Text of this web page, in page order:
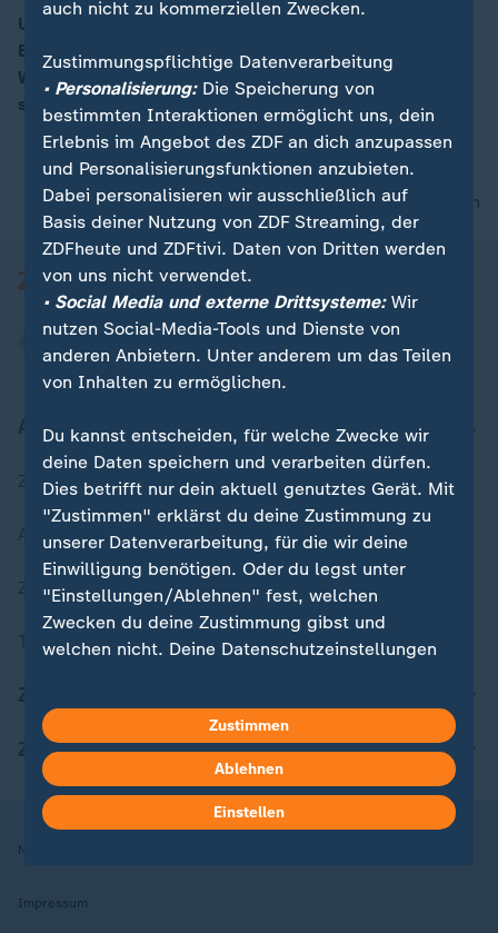
00:17
US-Präsident Trump drängt weiter auf ein schnelles
Ende des Krieges in der Ukraine. Sondergesandter
Witkoff soll mit Kreml-Chef Putin in Moskau über die
strittigen Punkte beraten.
nach oben
Aktuell bei ZDFheute
Zuletzt veröffentlicht
Aktuelle Sendungs-Videos
ZDFheute Stories
Themen im Überblick
ZDFheute Apps
Nutzungsbedingungen
Impressum
auch nicht zu kommerziellen Zwecken.
Zustimmungspflichtige Datenverarbeitung
• Personalisierung:Die Speicherung von
bestimmten Interaktionen ermöglicht uns, dein
Erlebnis im Angebot des ZDF an dich anzupassen
und Personalisierungsfunktionen anzubieten.
Dabei personalisieren wir ausschließlich auf
Basis deiner Nutzung von ZDF Streaming, der
ZDFheute und ZDFtivi. Daten von Dritten werden
von uns nicht verwendet.
• Social Media und externe Drittsysteme:Wir
nutzen Social-Media-Tools und Dienste von
anderen Anbietern. Unter anderem um das Teilen
von Inhalten zu ermöglichen.
Du kannst entscheiden, für welche Zwecke wir
deine Daten speichern und verarbeiten dürfen.
Dies betrifft nur dein aktuell genutztes Gerät. Mit
"Zustimmen" erklärst du deine Zustimmung zu
unserer Datenverarbeitung, für die wir deine
Einwilligung benötigen. Oder du legst unter
"Einstellungen/Ablehnen" fest, welchen
Zwecken du deine Zustimmung gibst und
welchen nicht. Deine Datenschutzeinstellungen
Hier findest du das Impressum.
Weitere Informationen findest du in unserer
Datenschutzerklärung.
Zustimmen
Ablehnen
Einstellen